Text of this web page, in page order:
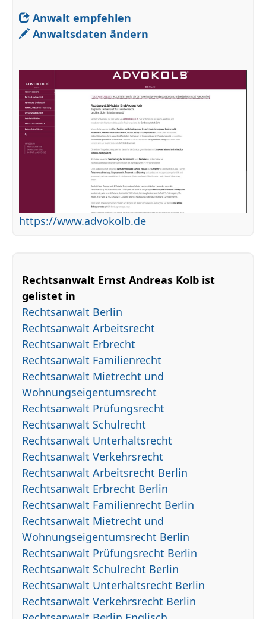
Anwalt empfehlen
Anwaltsdaten ändern
https://www.advokolb.de
Rechtsanwalt Ernst Andreas Kolb ist
gelistet in
Rechtsanwalt Berlin
Rechtsanwalt Arbeitsrecht
Rechtsanwalt Erbrecht
Rechtsanwalt Familienrecht
Rechtsanwalt Mietrecht und
Wohnungseigentumsrecht
Rechtsanwalt Prüfungsrecht
Rechtsanwalt Schulrecht
Rechtsanwalt Unterhaltsrecht
Rechtsanwalt Verkehrsrecht
Rechtsanwalt Arbeitsrecht Berlin
Rechtsanwalt Erbrecht Berlin
Rechtsanwalt Familienrecht Berlin
Rechtsanwalt Mietrecht und
Wohnungseigentumsrecht Berlin
Rechtsanwalt Prüfungsrecht Berlin
Rechtsanwalt Schulrecht Berlin
Rechtsanwalt Unterhaltsrecht Berlin
Rechtsanwalt Verkehrsrecht Berlin